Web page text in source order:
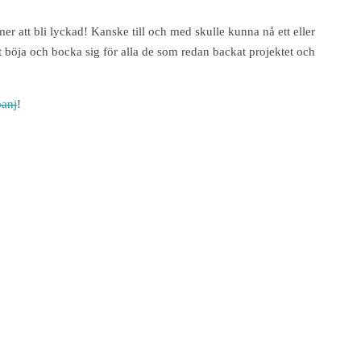
att bli lyckad! Kanske till och med skulle kunna nå ett eller
och bocka sig för alla de som redan backat projektet och
!